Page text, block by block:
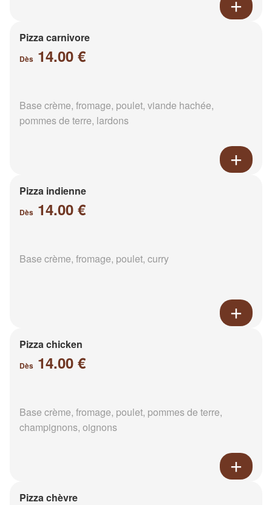
Pizza carnivore
Dès 14.00 €
Base crème, fromage, poulet, viande hachée,
pommes de terre, lardons
Pizza indienne
Dès 14.00 €
Base crème, fromage, poulet, curry
Pizza chicken
Dès 14.00 €
Base crème, fromage, poulet, pommes de terre,
champignons, oignons
Pizza chèvre